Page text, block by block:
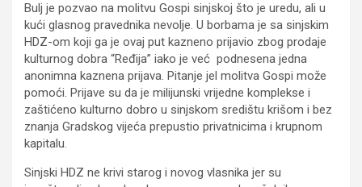
Bulj je pozvao na molitvu Gospi sinjskoj što je uredu, ali u
kući glasnog pravednika nevolje. U borbama je sa sinjskim
HDZ-om koji ga je ovaj put kazneno prijavio zbog prodaje
kulturnog dobra “Ređija” iako je već podnesena jedna
anonimna kaznena prijava. Pitanje jel molitva Gospi može
pomoći. Prijave su da je milijunski vrijedne komplekse i
zaštićeno kulturno dobro u sinjskom središtu krišom i bez
znanja Gradskog vijeća prepustio privatnicima i krupnom
kapitalu.
Sinjski HDZ ne krivi starog i novog vlasnika jer su